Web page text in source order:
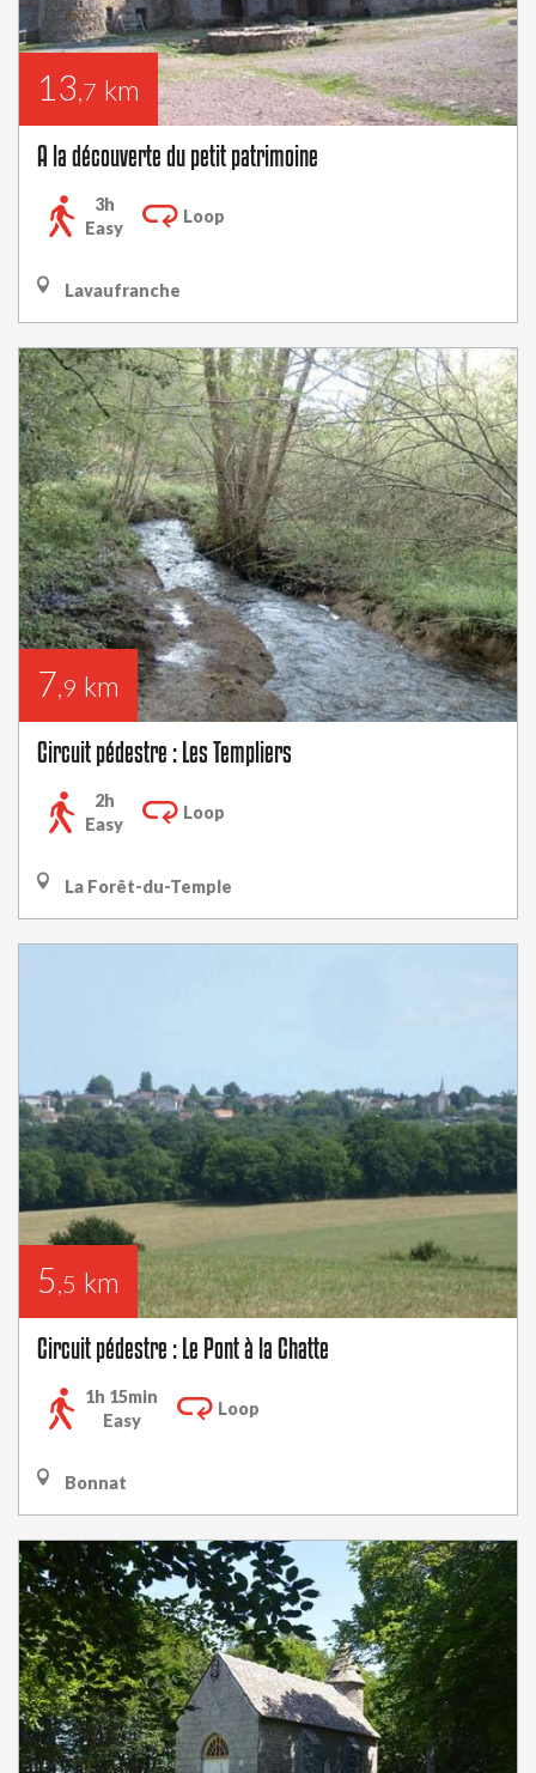
13,7 km
A la découverte du petit patrimoine
3h
Easy
Loop
Lavaufranche
7,9 km
Circuit pédestre : Les Templiers
2h
Easy
Loop
La Forêt-du-Temple
5,5 km
Circuit pédestre : Le Pont à la Chatte
1h 15min
Easy
Loop
Bonnat